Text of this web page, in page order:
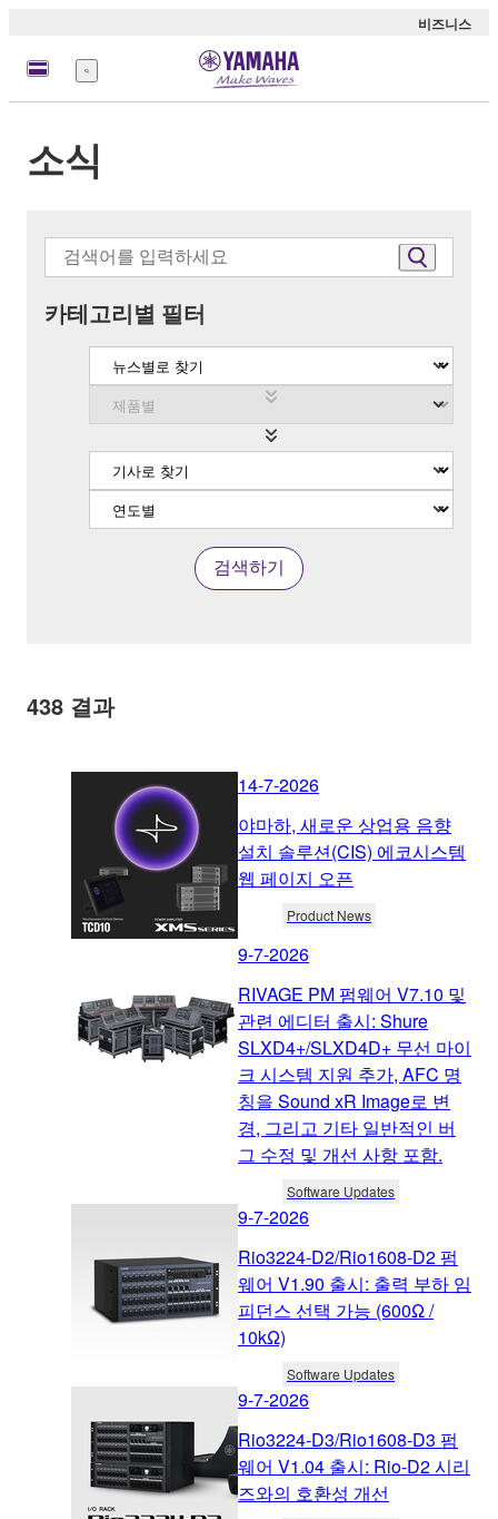
비즈니스
메
뉴
소식
카테고리별 필터
검색하기
438 결과
14-7-2026
야마하, 새로운 상업용 음향
설치 솔루션(CIS) 에코시스템
웹 페이지 오픈
Product News
9-7-2026
RIVAGE PM 펌웨어 V7.10 및
관련 에디터 출시: Shure
SLXD4+/SLXD4D+ 무선 마이
크 시스템 지원 추가, AFC 명
칭을 Sound xR Image로 변
경, 그리고 기타 일반적인 버
그 수정 및 개선 사항 포함.
Software Updates
9-7-2026
Rio3224-D2/Rio1608-D2 펌
웨어 V1.90 출시: 출력 부하 임
피던스 선택 가능 (600Ω /
10kΩ)
Software Updates
9-7-2026
Rio3224-D3/Rio1608-D3 펌
웨어 V1.04 출시: Rio-D2 시리
즈와의 호환성 개선